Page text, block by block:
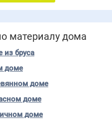
материалу дома
из бруса
доме
доме
доме
доме